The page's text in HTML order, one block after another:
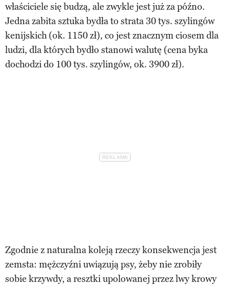
właściciele się budzą, ale zwykle jest już za późno.
Jedna zabita sztuka bydła to strata 30 tys. szylingów
kenijskich (ok. 1150 zł), co jest znacznym ciosem dla
ludzi, dla których bydło stanowi walutę (cena byka
dochodzi do 100 tys. szylingów, ok. 3900 zł).
Zgodnie z naturalna koleją rzeczy konsekwencja jest
zemsta: mężczyźni uwiązują psy, żeby nie zrobiły
sobie krzywdy, a resztki upolowanej przez lwy krowy